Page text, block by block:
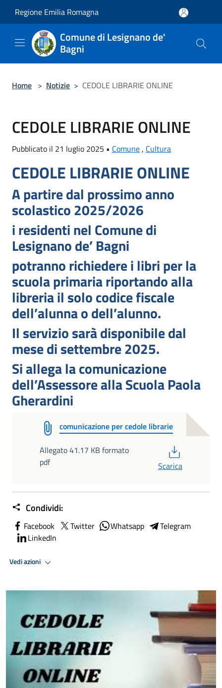
Regione Emilia Romagna
Comune di Lesignano de'
Bagni
Home > Notizie > CEDOLE LIBRARIE ONLINE
CEDOLE LIBRARIE ONLINE
Pubblicato il 21 luglio 2025 • Comune , Cultura
CEDOLE LIBRARIE ONLINE
A partire dal prossimo anno
scolastico 2025/2026
i residenti nel Comune di
Lesignano de’ Bagni
potranno richiedere i libri per la
scuola primaria riportando alla
libreria il solo codice fiscale
dell’alunna o dell’alunno.
Il servizio sarà disponibile dal
mese di settembre 2025.
Si allega la comunicazione
dell’Assessore alla Scuola Paola
Gherardini
comunicazione per cedole librarie
Allegato 41.17 KB formato
pdf
Scarica
Condividi:
Facebook Twitter Whatsapp
Telegram
LinkedIn
Vedi azioni